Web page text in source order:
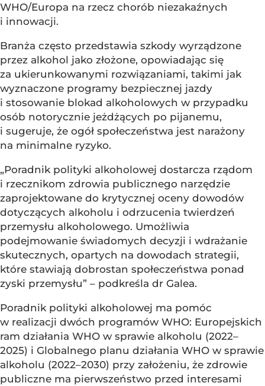
WHO/Europa na rzecz chorób niezakaźnych
i innowacji.
Branża często przedstawia szkody wyrządzone
przez alkohol jako złożone, opowiadając się
za ukierunkowanymi rozwiązaniami, takimi jak
wyznaczone programy bezpiecznej jazdy
i stosowanie blokad alkoholowych w przypadku
osób notorycznie jeżdżących po pijanemu,
i sugeruje, że ogół społeczeństwa jest narażony
na minimalne ryzyko.
„Poradnik polityki alkoholowej dostarcza rządom
i rzecznikom zdrowia publicznego narzędzie
zaprojektowane do krytycznej oceny dowodów
dotyczących alkoholu i odrzucenia twierdzeń
przemysłu alkoholowego. Umożliwia
podejmowanie świadomych decyzji i wdrażanie
skutecznych, opartych na dowodach strategii,
które stawiają dobrostan społeczeństwa ponad
zyski przemysłu” – podkreśla dr Galea.
Poradnik polityki alkoholowej ma pomóc
w realizacji dwóch programów WHO: Europejskich
ram działania WHO w sprawie alkoholu (2022–
2025) i Globalnego planu działania WHO w sprawie
alkoholu (2022–2030) przy założeniu, że zdrowie
publiczne ma pierwszeństwo przed interesami